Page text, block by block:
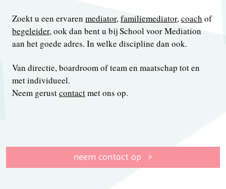
Zoekt u een ervaren mediator,familiemediator,coach of
begeleider, ook dan bent u bij School voor Mediation
aan het goede adres. In welke discipline dan ook.
Van directie, boardroom of team en maatschap tot en
met individueel.
Neem gerustcontactmet ons op.
neem contact op